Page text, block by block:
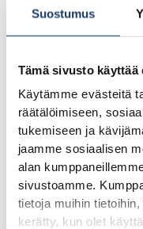
Suostumus
Tämä sivusto käyttää
Käytämme evästeitä
räätälöimiseen,
tukemiseen ja
jaamme sosiaalisen
alan
sivustoamme.
tietoja muihin
kerätty, kun olet
paikallinen toimija on
reagoimaan
Miten omakotitalon
kanssa?
Omakotitalon